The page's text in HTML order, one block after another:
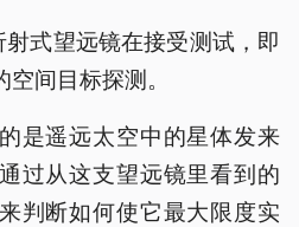
式望远镜在接受测试，即
间目标探测。
是遥远太空中的星体发来
过从这支望远镜里看到的
判断如何使它最大限度实